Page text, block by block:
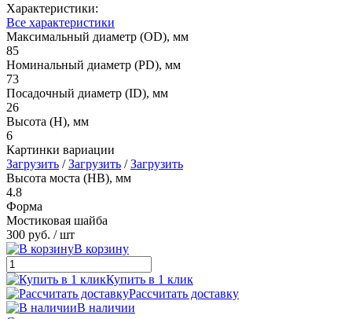
Характеристики:
Все характеристики
Максимальный диаметр (OD), мм
85
Номинальный диаметр (PD), мм
73
Посадочный диаметр (ID), мм
26
Высота (H), мм
6
Картинки вариации
Загрузить /Загрузить /Загрузить
Высота моста (HB), мм
4.8
Форма
Мостиковая шайба
300 руб. / шт
В корзину
Купить в 1 клик
Рассчитать доставку
В наличии